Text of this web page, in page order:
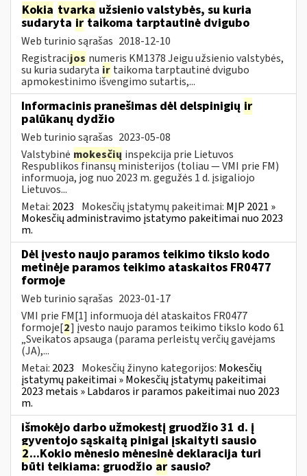
Kokia tvarka užsienio valstybės, su kuria
sudarytairtaikoma tarptautinė dvigubo
Web turinio sąrašas 2018-12-10
Registracijos numeris KM1378 Jeigu užsienio valstybės,
su kuria sudaryta ir taikoma tarptautinė dvigubo
apmokestinimo išvengimo sutartis,...
Informacinis pranešimas dėl delspinigių ir
palūkanų dydžio
Web turinio sąrašas 2023-05-08
Valstybinė mokesčių inspekcija prie Lietuvos
Respublikos finansų ministerijos (toliau — VMI prie FM)
informuoja, jog nuo 2023 m. gegužės 1 d. įsigaliojo
Lietuvos...
Metai: 2023 Mokesčių įstatymų pakeitimai: MĮP 2021 »
Mokesčių administravimo įstatymo pakeitimai nuo 2023
m.
Dėl įvesto naujo paramos teikimo tikslo kodo
metinėje paramos teikimo ataskaitos FR0477
formoje
Web turinio sąrašas 2023-01-17
VMI prie FM[1] informuoja dėl ataskaitos FR0477
formoje[2] įvesto naujo paramos teikimo tikslo kodo 61
„Sveikatos apsauga (parama perleistų verčių gavėjams
(JA),...
Metai: 2023 Mokesčių žinyno kategorijos: Mokesčių
įstatymų pakeitimai » Mokesčių įstatymų pakeitimai
2023 metais » Labdaros ir paramos pakeitimai nuo 2023
m.
išmokėjo darbo užmokestį gruodžio 31 d. į
gyventojo sąskaitą pinigai įskaityti sausio
2...Kokio mėnesio mėnesinė deklaracija turi
būti teikiama: gruodžio ar sausio?